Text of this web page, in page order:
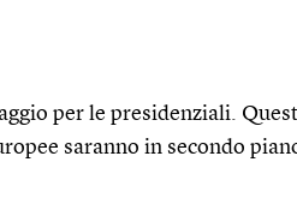
per le presidenziali.
saranno in secondo